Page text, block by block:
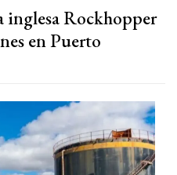
inglesa Rockhopper
en Puerto